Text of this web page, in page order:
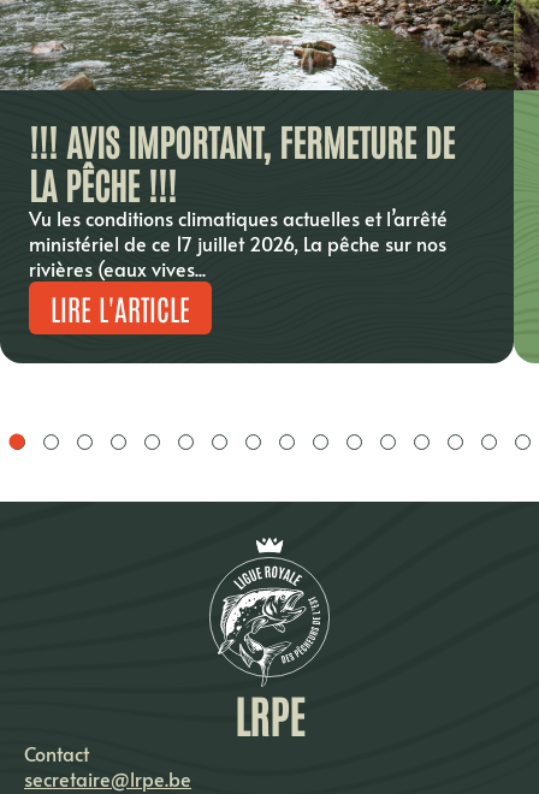
!!! AVIS IMPORTANT, FERMETURE DE
LA PÊCHE !!!
Vu les conditions climatiques actuelles et l’arrêté
ministériel de ce 17 juillet 2026, La pêche sur nos
rivières (eaux vives...
LIRE L'ARTICLE
LRPE
Contact
secretaire@lrpe.be